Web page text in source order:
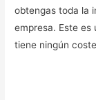
obtengas toda la
empresa. Este
tiene ningún